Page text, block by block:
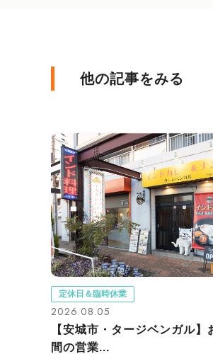
他の記事をみる
定休日＆臨時休業
2026.08.05
【安城市・タージベンガル】
間の営業...